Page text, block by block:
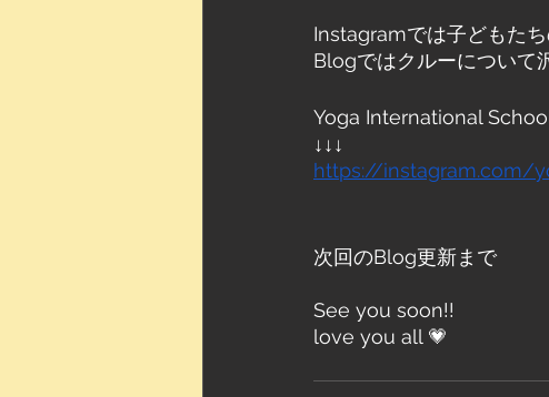
Instagramでは子どもた
Blogではクルーについて
Yoga International
↓↓↓
https://instagram.com/
次回のBlog更新まで
See you soon!!
love you all 💗